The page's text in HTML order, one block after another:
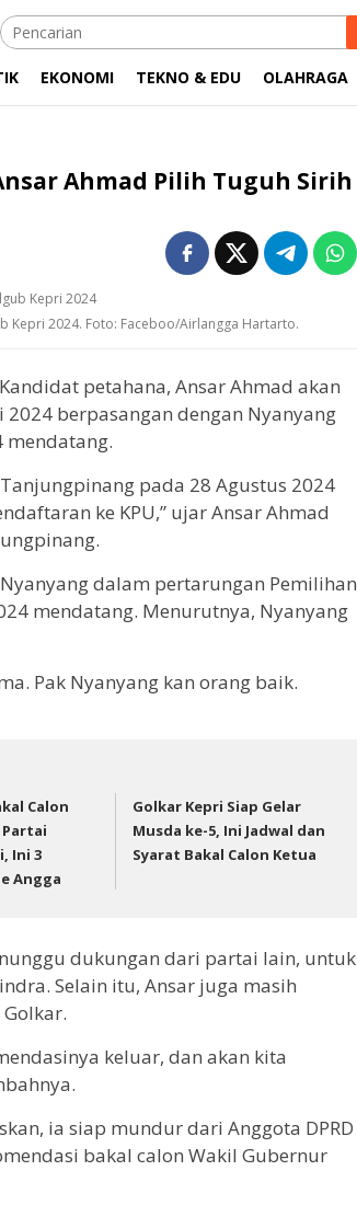
EKONOMI TEKNO & EDU OLAHRAGA
Ahmad Pilih Tuguh Sirih
Kepri 2024. Foto: Faceboo/Airlangga Hartarto.
petahana, Ansar Ahmad akan
berpasangan dengan Nyanyang
mendatang.
pada 28 Agustus 2024
ke KPU,” ujar Ansar Ahmad
dalam pertarungan Pemilihan
mendatang. Menurutnya, Nyanyang
Pak Nyanyang kan orang baik.
Calon
Partai
Ini 3
Angga
Golkar Kepri Siap Gelar
Musda ke-5, Ini Jadwal dan
Syarat Bakal Calon Ketua
dukungan dari partai lain, untuk
Selain itu, Ansar juga masih
keluar, dan akan kita
ia siap mundur dari Anggota DPRD
bakal calon Wakil Gubernur